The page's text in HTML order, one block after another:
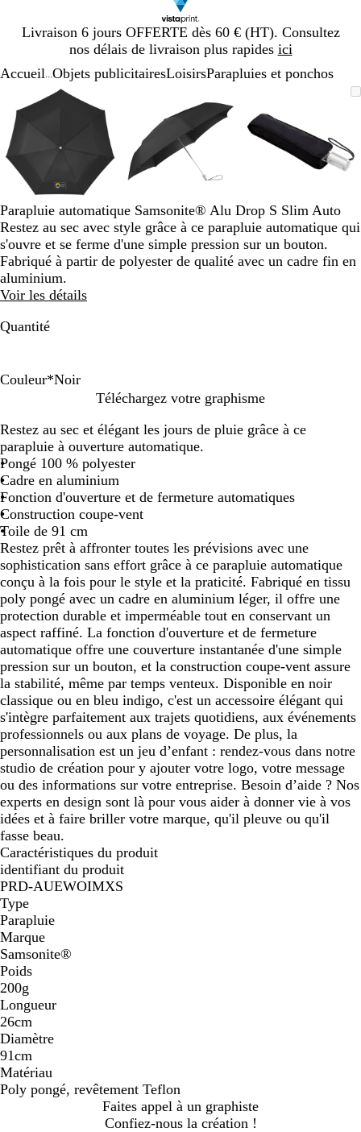
Livraison 6 jours OFFERTE dès 60 € (HT). Consultez
nos délais de livraison plus rapides ici
Diapositive
1
Accueil Objets publicitairesLoisirsParapluies et ponchos
Image
zoomable
Zoom
minimum
Cliquez
pour
développer
Utilisez
pour
zoomer
et
les
touches
fléchées
pour
zoomable
au
minimum
pour
développer
les
touches
plus
et
moins
zoomer
et
les
touches
plus
et
moins
zoomer
et
les
touches
Diapositive
sur
Parapluie automatique Samsonite® Alu Drop S Slim Auto
Restez au sec avec style grâce à ce parapluie automatique qui
s'ouvre et se ferme d'une simple pression sur un bouton.
Fabriqué à partir de polyester de qualité avec un cadre fin en
aluminium.
Voir les détails
Quantité
Couleur*Noir
i
r
e
u
i
n
d
i
g
o
Téléchargez votre graphisme
Restez au sec et élégant les jours de pluie grâce à ce
parapluie à ouverture automatique.
Pongé 100 % polyester
Cadre en aluminium
Fonction d'ouverture et de fermeture automatiques
Construction coupe-vent
Toile de 91 cm
Restez prêt à affronter toutes les prévisions avec une
sophistication sans effort grâce à ce parapluie automatique
conçu à la fois pour le style et la praticité. Fabriqué en tissu
poly pongé avec un cadre en aluminium léger, il offre une
protection durable et imperméable tout en conservant un
aspect raffiné. La fonction d'ouverture et de fermeture
automatique offre une couverture instantanée d'une simple
pression sur un bouton, et la construction coupe-vent assure
la stabilité, même par temps venteux. Disponible en noir
classique ou en bleu indigo, c'est un accessoire élégant qui
s'intègre parfaitement aux trajets quotidiens, aux événements
professionnels ou aux plans de voyage. De plus, la
personnalisation est un jeu d’enfant : rendez-vous dans notre
studio de création pour y ajouter votre logo, votre message
ou des informations sur votre entreprise. Besoin d’aide ? Nos
experts en design sont là pour vous aider à donner vie à vos
idées et à faire briller votre marque, qu'il pleuve ou qu'il
fasse beau.
Caractéristiques du produit
identifiant du produit
PRD-AUEWOIMXS
Type
Parapluie
Marque
Samsonite®
Poids
200g
Longueur
26cm
Diamètre
91cm
Matériau
Poly pongé, revêtement Teflon
Faites appel à un graphiste
Confiez-nous la création !